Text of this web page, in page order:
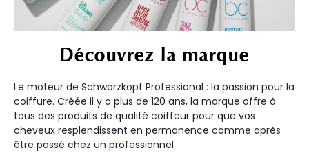
Découvrez la marque
Le moteur de Schwarzkopf Professional : la passion pour la
coiffure. Créée il y a plus de 120 ans, la marque offre à
tous des produits de qualité coiffeur pour que vos
cheveux resplendissent en permanence comme après
être passé chez un professionnel.